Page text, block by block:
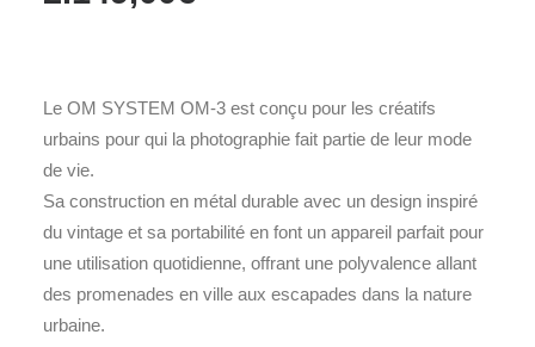
Le OM SYSTEM OM-3 est conçu pour les créatifs
urbains pour qui la photographie fait partie de leur mode
de vie.
Sa construction en métal durable avec un design inspiré
du vintage et sa portabilité en font un appareil parfait pour
une utilisation quotidienne, offrant une polyvalence allant
des promenades en ville aux escapades dans la nature
urbaine.